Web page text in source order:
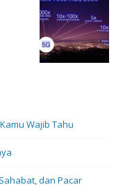
Wajib Tahu
dan Pacar